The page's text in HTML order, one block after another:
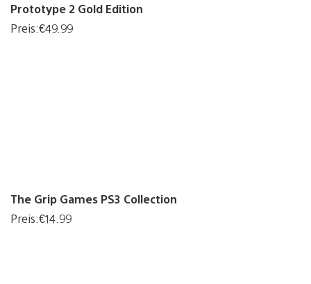
Prototype 2 Gold Edition
Preis:€49.99
The Grip Games PS3 Collection
Preis:€14.99